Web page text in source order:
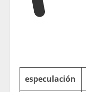
especulación